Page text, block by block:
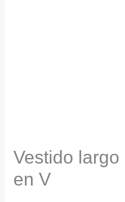
Vestido
en V